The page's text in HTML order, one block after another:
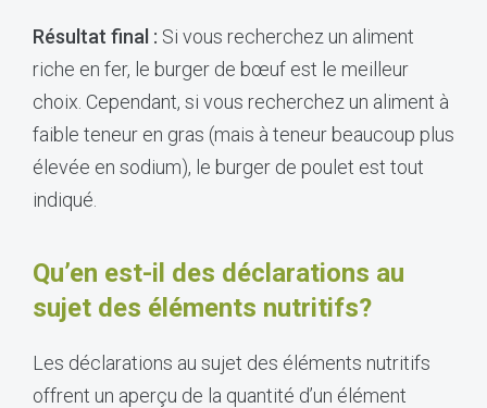
Résultat final : Si vous recherchez un aliment
riche en fer, le burger de bœuf est le meilleur
choix. Cependant, si vous recherchez un aliment à
faible teneur en gras (mais à teneur beaucoup plus
élevée en sodium), le burger de poulet est tout
indiqué.
Qu’en est-il des déclarations au
sujet des éléments nutritifs?
Les déclarations au sujet des éléments nutritifs
offrent un aperçu de la quantité d’un élément